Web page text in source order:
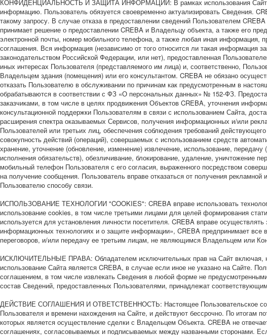
КОНФИДЕНЦИАЛЬНОСТЬ И ЗАЩИТА ИНФОРМАЦИИ: В рамках использования Сайта
информацию. Пользователь обязуется своевременно актуализировать Сведения.
такому запросу. В случае отказа в предоставлении сведений Пользователем
принимает решение о предоставлении CREBA и Владельцу объекта, а также его
электронной почты, номер мобильного телефона, а также любая иная информация,
соглашения. Вся информация (независимо от того относится ли такая
законодательством Российской Федерации, или нет), предоставленная
иных интересах Пользователя (представляемого им лица) и, соответственно,
Владельцем здания (помещения) или его консультантом. CREBA не обязано
отказать Пользователю в обслуживании по причинам как предусмотренным в
обрабатываются в соответствии с ФЗ «О персональных данных» № 152-ФЗ.
заказчиками, в том числе в целях продвижения Объектов CREBA, уточнения
консультационной поддержки Пользователям в связи с использованием Сайта,
расширения спектра оказываемых Сервисов, получения информационных и/или
Пользователей или третьих лиц, обеспечения соблюдения требований
совокупность действий (операций), совершаемых с использованием средств
хранение, уточнение (обновление, изменение) извлечение, использование,
исполнения обязательств), обезличивание, блокирование, удаление,
мобильный телефон Пользователя с его согласия, выраженного посредством
на получение сообщения. Пользователь вправе отказаться от получения
Пользователю способу связи.
ИСПОЛЬЗОВАНИЕ ТЕХНОЛОГИИ "COOKIES": CREBA вправе использовать
использование cookies, в том числе третьими лицами для целей формирования
используется для установления личности посетителя. CREBA вправе
информационных технологиях и о защите информации», CREBA предпринимает
переговоров, и/или передачу ее третьим лицам, не являющимся Владельцем или
ИСКЛЮЧИТЕЛЬНЫЕ ПРАВА: Обладателем исключительных прав на Сайт включая,
использование Сайта является CREBA, в случае если иное не указано на Сайте.
соглашением, в том числе извлекать Сведения в любой форме не
состав Сведений, предоставленных Пользователями, принадлежат
ДЕЙСТВИЕ СОГЛАШЕНИЯ И ОТВЕТСТВЕННОСТЬ: Настоящее Пользовательское
Пользователя и времени нахождения на Сайте, и действуют бессрочно. По итогам
которых является осуществление сделки с Владельцем Объекта. CREBA не
соглашениях, согласовываемых и подписываемых между названными сторонами.